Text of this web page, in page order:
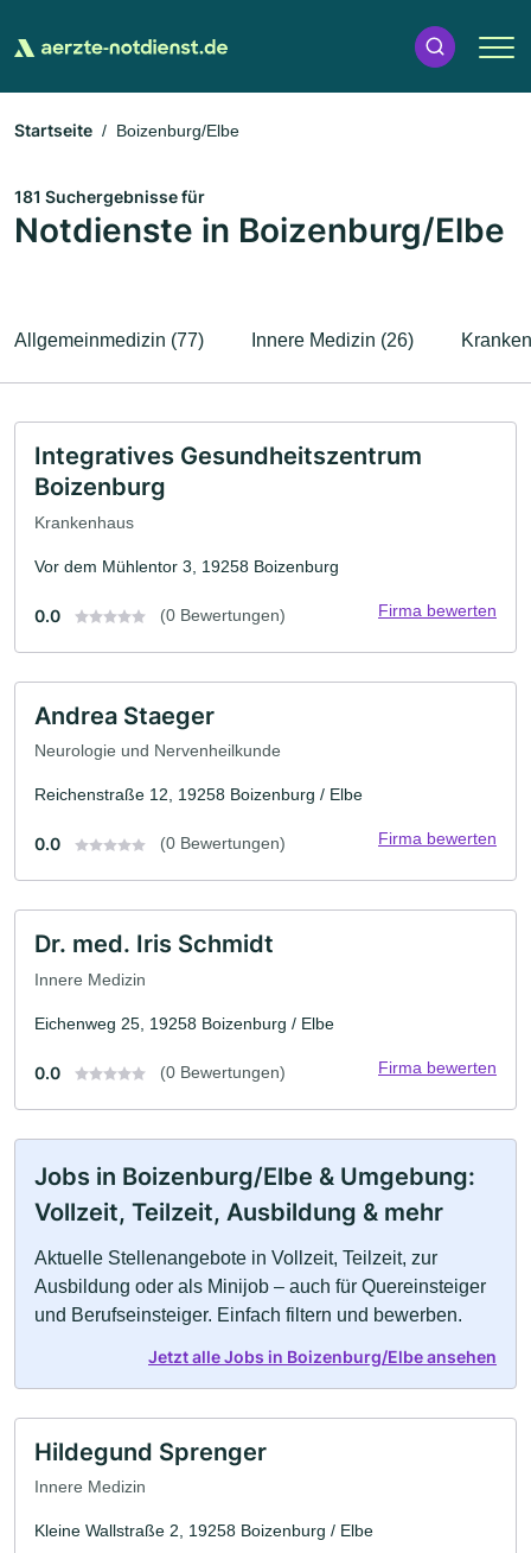
Startseite Boizenburg/Elbe
181 Suchergebnisse für
Notdienste in Boizenburg/Elbe
Allgemeinmedizin (77) Innere Medizin (26)
Integratives Gesundheitszentrum
Boizenburg
Krankenhaus
Vor dem Mühlentor 3, 19258 Boizenburg
0.0 (0 Bewertungen) Firma bewerten
Andrea Staeger
Neurologie und Nervenheilkunde
Reichenstraße 12, 19258 Boizenburg / Elbe
0.0 (0 Bewertungen) Firma bewerten
Dr. med. Iris Schmidt
Innere Medizin
Eichenweg 25, 19258 Boizenburg / Elbe
0.0 (0 Bewertungen) Firma bewerten
Jobs in Boizenburg/Elbe & Umgebung:
Vollzeit, Teilzeit, Ausbildung & mehr
Aktuelle Stellenangebote in Vollzeit, Teilzeit, zur
Ausbildung oder als Minijob – auch für Quereinsteiger
und Berufseinsteiger. Einfach filtern und bewerben.
Jetzt alle Jobs in Boizenburg/Elbe ansehen
Hildegund Sprenger
Innere Medizin
Kleine Wallstraße 2, 19258 Boizenburg / Elbe